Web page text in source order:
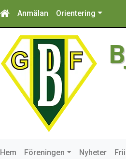
Anmälan Orientering
Hem Föreningen Nyheter